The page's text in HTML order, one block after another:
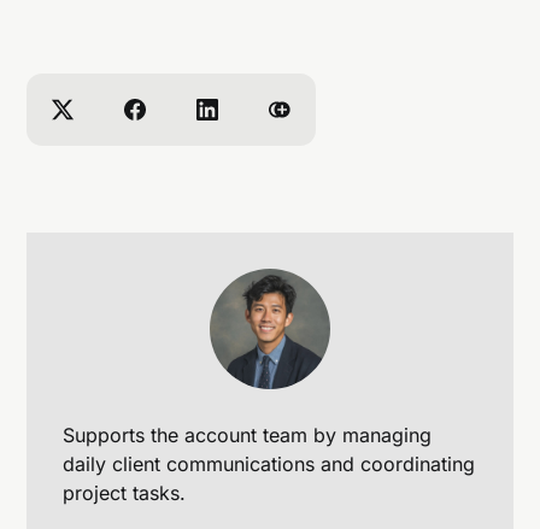
Supports the account team by managing
daily client communications and coordinating
project tasks.